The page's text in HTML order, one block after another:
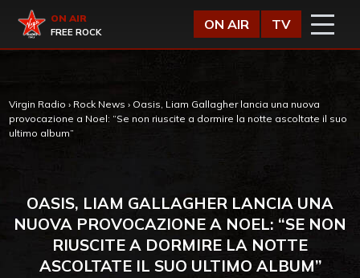
Virgin Radio
ON AIR
FREE ROCK
ON AIR TV
Virgin Radio › Rock News › Oasis, Liam Gallagher lancia una nuova
provocazione a Noel: “Se non riuscite a dormire la notte ascoltate il suo
ultimo album”
OASIS, LIAM GALLAGHER LANCIA UNA
NUOVA PROVOCAZIONE A NOEL: “SE NON
RIUSCITE A DORMIRE LA NOTTE
ASCOLTATE IL SUO ULTIMO ALBUM”